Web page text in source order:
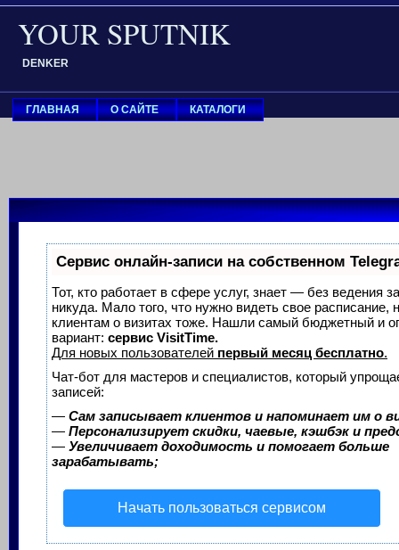
YOUR SPUTNIK
DENKER
ГЛАВНАЯ О САЙТЕ КАТАЛОГИ
Сервис онлайн-записи на собственном
Тот, кто работает в сфере услуг, знает — без ведения
никуда. Мало того, что нужно видеть свое расписание,
клиентам о визитах тоже. Нашли самый бюджетный и
вариант: сервис VisitTime.
Для новых пользователей первый месяц бесплатно.
Чат-бот для мастеров и специалистов, который
записей:
— Сам записывает клиентов и напоминает им о
— Персонализирует скидки, чаевые, кэшбэк и
— Увеличивает доходимость и помогает больше
зарабатывать;
Начать пользоваться сервисом